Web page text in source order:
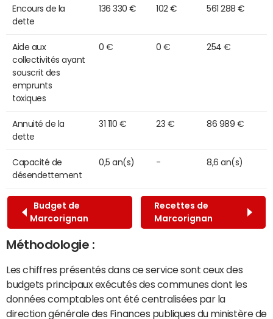
Encours de la
dette
136 330 € 102 € 561 288 €
Aide aux
collectivités ayant
souscrit des
emprunts
toxiques
0 € 0 € 254 €
Annuité de la
dette
31 110 € 23 € 86 989 €
Capacité de
désendettement
0,5 an(s) - 8,6 an(s)
Budget de
Marcorignan
Recettes de
Marcorignan
Méthodologie :
Les chiffres présentés dans ce service sont ceux des
budgets principaux exécutés des communes dont les
données comptables ont été centralisées par la
direction générale des Finances publiques du ministère de